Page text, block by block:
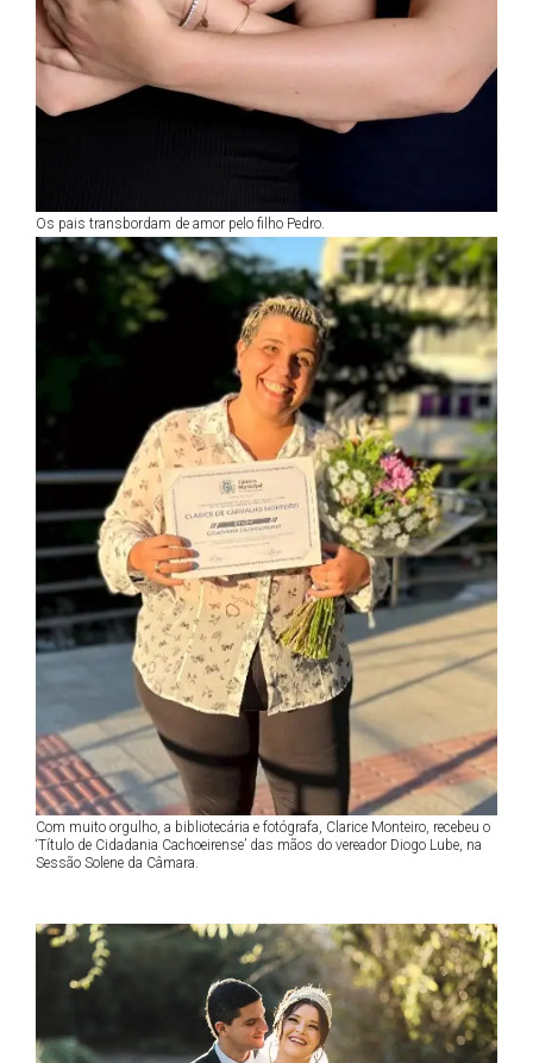
Os pais transbordam de amor pelo filho Pedro.
Com muito orgulho, a bibliotecária e fotógrafa, Clarice Monteiro, recebeu o
‘Título de Cidadania Cachoeirense’ das mãos do vereador Diogo Lube, na
Sessão Solene da Câmara.